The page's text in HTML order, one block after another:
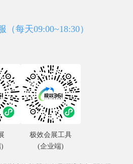
（每天09:00~18:30）
极效会展工具
(企业端)